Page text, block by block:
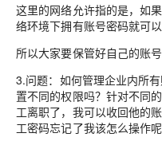
这里的网络允许指的是，如
络环境下拥有账号密码就可以
所以大家要保管好自己的账号
3.问题：如何管理企业内所
置不同的权限吗？针对不同
工离职了，我可以收回他的
工密码忘记了我该怎么操作呢